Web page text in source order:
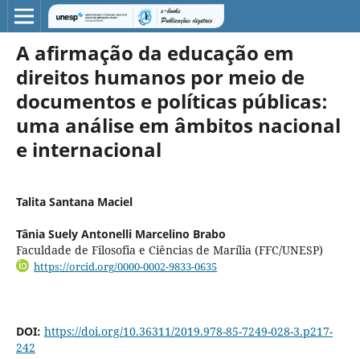
A afirmação da educação em
direitos humanos por meio de
documentos e políticas públicas:
uma análise em âmbitos nacional
e internacional
Talita Santana Maciel
Tânia Suely Antonelli Marcelino Brabo
Faculdade de Filosofia e Ciências de Marília (FFC/UNESP)
https://orcid.org/0000-0002-9833-0635
DOI: https://doi.org/10.36311/2019.978-85-7249-028-3.p217-
242